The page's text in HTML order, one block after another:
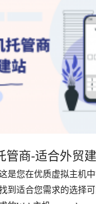
管商-适合外贸
是您在优质虚拟主机
到适合您需求的选择可